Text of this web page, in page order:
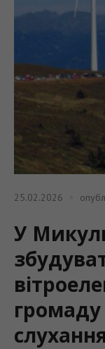
25.02.2026
У
слухання